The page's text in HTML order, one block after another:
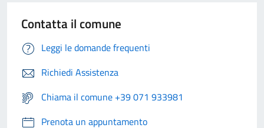
Contatta il comune
Leggi le domande frequenti
Richiedi Assistenza
Chiama il comune +39 071 933981
Prenota un appuntamento